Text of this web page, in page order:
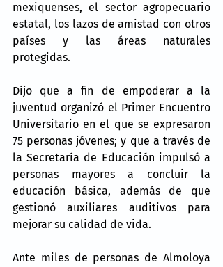
mexiquenses, el sector agropecuario
estatal, los lazos de amistad con otros
países y las áreas naturales
protegidas.
Dijo que a fin de empoderar a la
juventud organizó el Primer Encuentro
Universitario en el que se expresaron
75 personas jóvenes; y que a través de
la Secretaría de Educación impulsó a
personas mayores a concluir la
educación básica, además de que
gestionó auxiliares auditivos para
mejorar su calidad de vida.
Ante miles de personas de Almoloya